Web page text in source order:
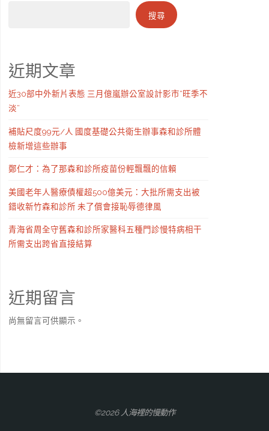
搜尋
近期文章
近30部中外新片表態 三月億嵐辦公室設計影市“旺季不
淡”
補貼尺度99元/人 國度基礎公共衛生辦事森和診所體
檢新增這些辦事
鄭仁才：為了那森和診所疫苗份輕飄飄的信賴
美國老年人醫療債權超500億美元：大批所需支出被
錯收新竹森和診所 未了償會接恥辱德律風
青海省周全守舊森和診所家醫科五種門診慢特病相干
所需支出跨省直接結算
近期留言
尚無留言可供顯示。
©2026 人海裡的慢動作